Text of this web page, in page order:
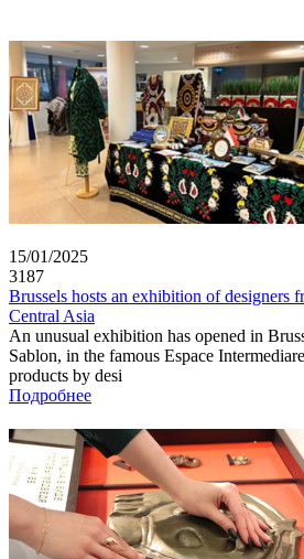
15/01/2025
3187
Brussels hosts an exhibition of designers
Central Asia
An unusual exhibition has opened in
Sablon, in the famous Espace
products by desi
Подробнее